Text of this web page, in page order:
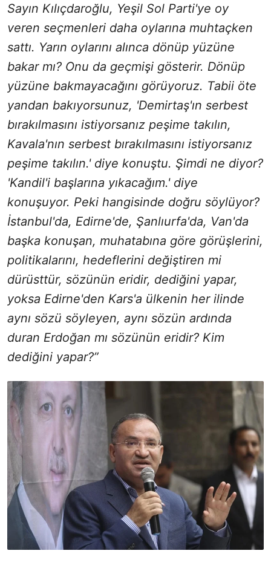
Sayın Kılıçdaroğlu, Yeşil Sol Parti'ye oy
veren seçmenleri daha oylarına muhtaçken
sattı. Yarın oylarını alınca dönüp yüzüne
bakar mı? Onu da geçmişi gösterir. Dönüp
yüzüne bakmayacağını görüyoruz. Tabii öte
yandan bakıyorsunuz, 'Demirtaş'ın serbest
bırakılmasını istiyorsanız peşime takılın,
Kavala'nın serbest bırakılmasını istiyorsanız
peşime takılın.' diye konuştu. Şimdi ne diyor?
'Kandil'i başlarına yıkacağım.' diye
konuşuyor. Peki hangisinde doğru söylüyor?
İstanbul'da, Edirne'de, Şanlıurfa'da, Van'da
başka konuşan, muhatabına göre görüşlerini,
politikalarını, hedeflerini değiştiren mi
dürüsttür, sözünün eridir, dediğini yapar,
yoksa Edirne'den Kars'a ülkenin her ilinde
aynı sözü söyleyen, aynı sözün ardında
duran Erdoğan mı sözünün eridir? Kim
dediğini yapar?”